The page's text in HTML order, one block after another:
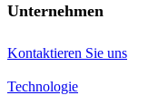
Unternehmen
Kontaktieren Sie uns
Technologie